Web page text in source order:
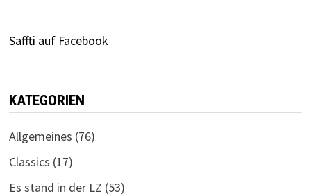
Saffti auf Facebook
KATEGORIEN
Allgemeines (76)
Classics (17)
Es stand in der LZ (53)